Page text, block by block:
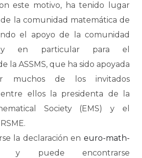
este motivo, ha tenido lugar
la comunidad matemática de
el apoyo de la comunidad
y en particular para el
la ASSMS, que ha sido apoyada
muchos de los invitados
entre ellos la presidenta de la
Society (EMS) y el
la declaración en euro-math-
y puede encontrarse